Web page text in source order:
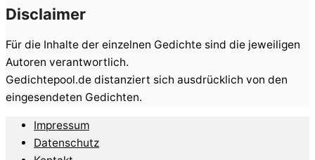
Disclaimer
Für die Inhalte der einzelnen Gedichte sind die jeweiligen
Autoren verantwortlich.
Gedichtepool.de distanziert sich ausdrücklich von den
eingesendeten Gedichten.
Impressum
Datenschutz